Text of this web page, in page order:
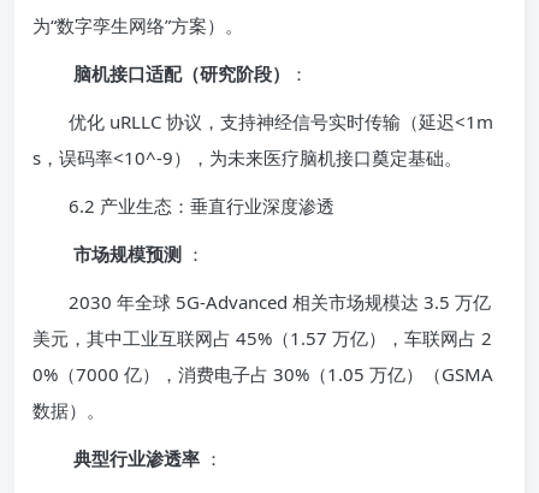
为“数字孪生网络”方案）。
脑机接口适配（研究阶段）
：
优化 uRLLC 协议，支持神经信号实时传输（延迟<1m
s，误码率<10^-9），为未来医疗脑机接口奠定基础。
6.2 产业生态：垂直行业深度渗透
市场规模预测 ：
2030 年全球 5G-Advanced 相关市场规模达 3.5 万亿
美元，其中工业互联网占 45%（1.57 万亿），车联网占 2
0%（7000 亿），消费电子占 30%（1.05 万亿）（GSMA
数据）。
典型行业渗透率 ：